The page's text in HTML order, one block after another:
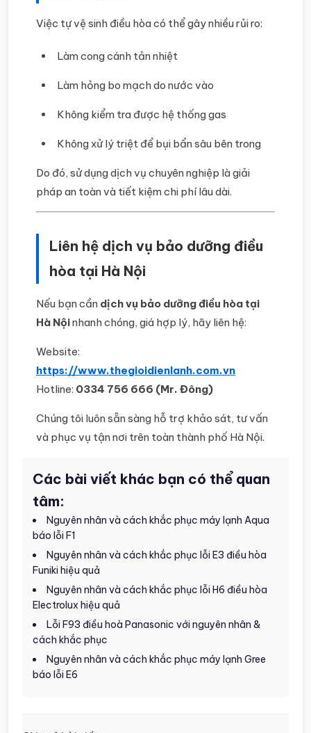
Việc tự vệ sinh điều hòa có thể gây nhiều rủi ro:
Làm cong cánh tản nhiệt
Làm hỏng bo mạch do nước vào
Không kiểm tra được hệ thống gas
Không xử lý triệt để bụi bẩn sâu bên trong
Do đó, sử dụng dịch vụ chuyên nghiệp là giải
pháp an toàn và tiết kiệm chi phí lâu dài.
Liên hệ dịch vụ bảo dưỡng điều
hòa tại Hà Nội
Nếu bạn cần dịch vụ bảo dưỡng điều hòa tại
Hà Nộinhanh chóng, giá hợp lý, hãy liên hệ:
Website:
https://www.thegioidienlanh.com.vn
Hotline: 0334 756 666 (Mr. Đông)
Chúng tôi luôn sẵn sàng hỗ trợ khảo sát, tư vấn
và phục vụ tận nơi trên toàn thành phố Hà Nội.
Các bài viết khác bạn có thể quan
tâm:
Nguyên nhân và cách khắc phục máy lạnh Aqua
báo lỗi F1
Nguyên nhân và cách khắc phục lỗi E3 điều hòa
Funiki hiệu quả
Nguyên nhân và cách khắc phục lỗi H6 điều hòa
Electrolux hiệu quả
Lỗi F93 điều hoà Panasonic với nguyên nhân &
cách khắc phục
Nguyên nhân và cách khắc phục máy lạnh Gree
báo lỗi E6